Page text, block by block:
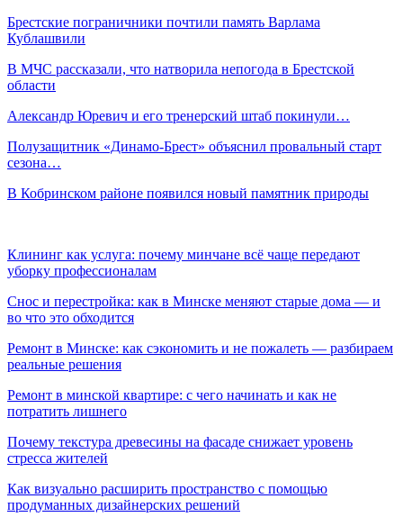
Брестские пограничники почтили память Варлама
Кублашвили
В МЧС рассказали, что натворила непогода в Брестской
области
Александр Юревич и его тренерский штаб покинули…
Полузащитник «Динамо-Брест» объяснил провальный старт
сезона…
В Кобринском районе появился новый памятник природы
Клининг как услуга: почему минчане всё чаще передают
уборку профессионалам
Снос и перестройка: как в Минске меняют старые дома — и
во что это обходится
Ремонт в Минске: как сэкономить и не пожалеть — разбираем
реальные решения
Ремонт в минской квартире: с чего начинать и как не
потратить лишнего
Почему текстура древесины на фасаде снижает уровень
стресса жителей
Как визуально расширить пространство с помощью
продуманных дизайнерских решений